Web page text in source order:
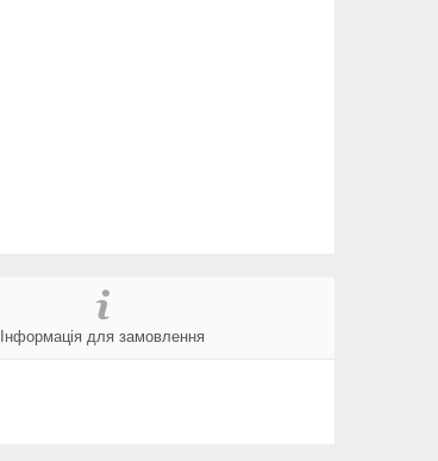
Інформація для замовлення